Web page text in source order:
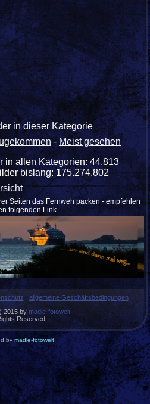
in dieser Kategorie
-Meist gesehen
in allen Kategorien: 44.813
bislang: 175.274.802
Seiten das Fernweh packen - empfehlen
folgenden Link
allgemeine Geschäftsbedingungen
2015 by madle-fotowelt
Reserved
bymadle-fotowelt.